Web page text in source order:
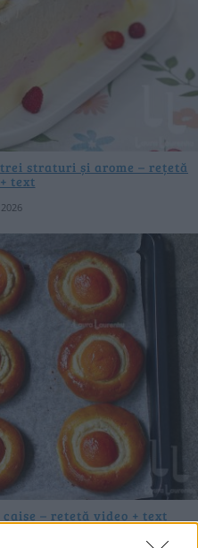
straturi și arome – rețetă
text
– rețetă video + text